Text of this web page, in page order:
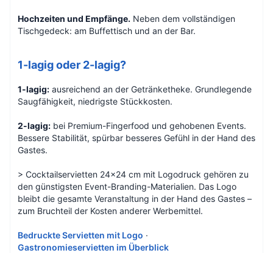
Hochzeiten und Empfänge. Neben dem vollständigen
Tischgedeck: am Buffettisch und an der Bar.
1-lagig oder 2-lagig?
1-lagig: ausreichend an der Getränketheke. Grundlegende
Saugfähigkeit, niedrigste Stückkosten.
2-lagig: bei Premium-Fingerfood und gehobenen Events.
Bessere Stabilität, spürbar besseres Gefühl in der Hand des
Gastes.
> Cocktailservietten 24×24 cm mit Logodruck gehören zu
den günstigsten Event-Branding-Materialien. Das Logo
bleibt die gesamte Veranstaltung in der Hand des Gastes –
zum Bruchteil der Kosten anderer Werbemittel.
Bedruckte Servietten mit Logo ·
Gastronomieservietten im Überblick